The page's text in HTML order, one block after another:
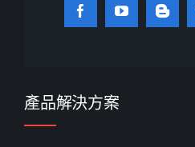
產品解決方案